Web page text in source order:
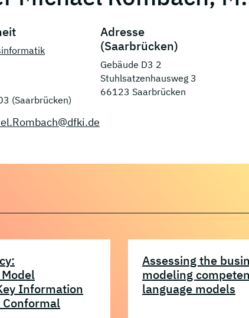
(Saarbrücken)
Adresse
(Saarbrücken)
Gebäude D3 2
Stuhlsatzenhausweg 3
66123 Saarbrücken
Information
Assessing the
modeling
language models